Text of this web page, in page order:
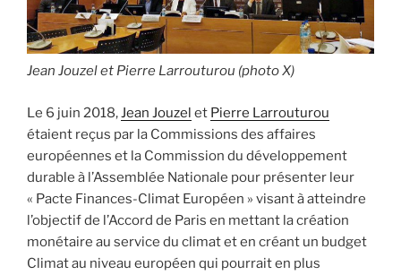
Jean Jouzel et Pierre Larrouturou (photo X)
Le 6 juin 2018,Jean Jouzel et Pierre Larrouturou
étaient reçus par la Commissions des affaires
européennes et la Commission du développement
durable à l’Assemblée Nationale pour présenter leur
« Pacte Finances-Climat Européen » visant à atteindre
l’objectif de l’Accord de Paris en mettant la création
monétaire au service du climat et en créant un budget
Climat au niveau européen qui pourrait en plus